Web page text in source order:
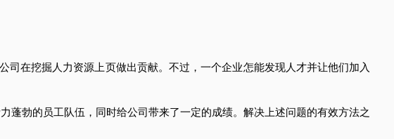
在挖掘人力资源上页做出贡献。不过，一个企业怎能发现人才并让他们加入
勃的员工队伍，同时给公司带来了一定的成绩。解决上述问题的有效方法之